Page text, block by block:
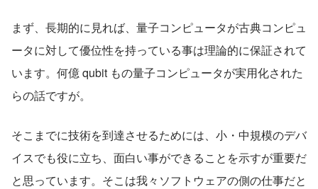
まず、長期的に見れば、量子コンピュータが古典コンピュ
ータに対して優位性を持っている事は理論的に保証されて
います。何億 qubit もの量子コンピュータが実用化された
らの話ですが。
そこまでに技術を到達させるためには、小・中規模のデバ
イスでも役に立ち、面白い事ができることを示すが重要だ
と思っています。そこは我々ソフトウェアの側の仕事だと